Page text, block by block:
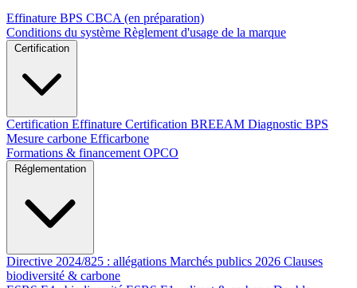
Effinature BPS CBCA (en préparation)
Conditions du système Règlement d'usage de la marque
Certification
Certification Effinature Certification BREEAM Diagnostic BPS
Mesure carbone Efficarbone
Formations & financement OPCO
Réglementation
Directive 2024/825 : allégations Marchés publics 2026 Clauses
biodiversité & carbone